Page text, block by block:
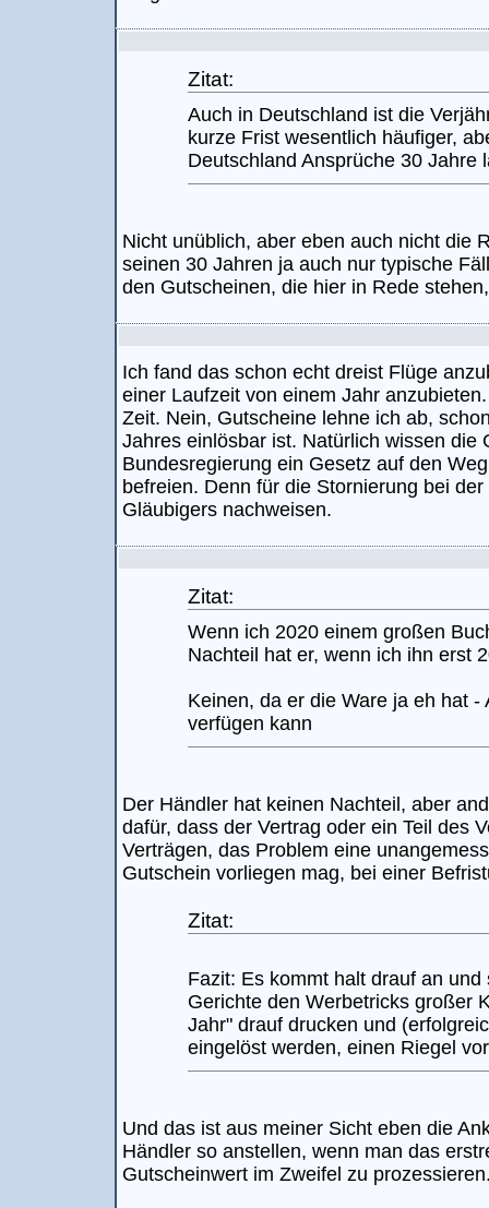
Zitat:
Auch in Deutschland ist die
kurze Frist wesentlich häufiger,
Deutschland Ansprüche 30 Jahre
Nicht unüblich, aber eben auch nicht die
seinen 30 Jahren ja auch nur typische
den Gutscheinen, die hier in Rede
Ich fand das schon echt dreist Flüge
einer Laufzeit von einem Jahr
Zeit. Nein, Gutscheine lehne ich ab,
Jahres einlösbar ist. Natürlich wissen die
Bundesregierung ein Gesetz auf den
befreien. Denn für die Stornierung bei
Gläubigers nachweisen.
Zitat:
Wenn ich 2020 einem großen
Nachteil hat er, wenn ich ihn erst
Keinen, da er die Ware ja eh hat
verfügen kann
Der Händler hat keinen Nachteil, aber
dafür, dass der Vertrag oder ein Teil des
Verträgen, das Problem eine
Gutschein vorliegen mag, bei einer
Zitat:
Fazit: Es kommt halt drauf an
Gerichte den Werbetricks großer
Jahr" drauf drucken und
eingelöst werden, einen Riegel
Und das ist aus meiner Sicht eben die
Händler so anstellen, wenn man das
Gutscheinwert im Zweifel zu